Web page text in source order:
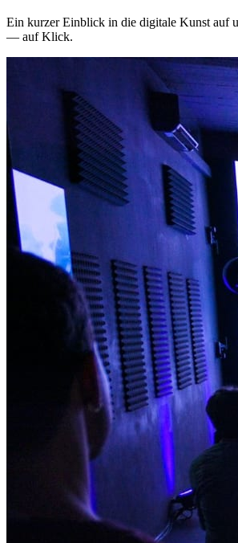
Ein kurzer Einblick in die digitale Kunst auf
— auf Klick.